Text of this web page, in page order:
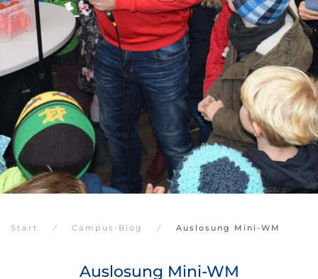
Start Campus-Blog Auslosung Mini-WM
Auslosung Mini-WM